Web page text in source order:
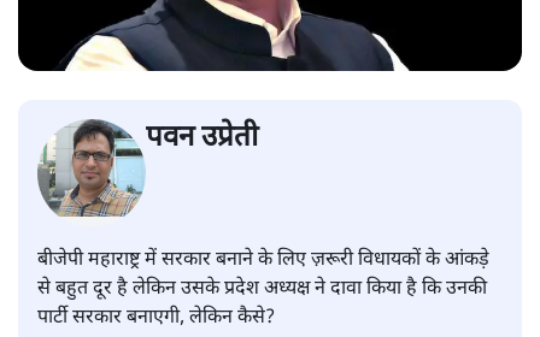
पवन उप्रेती
बीजेपी महाराष्ट्र में सरकार बनाने के लिए ज़रूरी विधायकों के आंकड़े
से बहुत दूर है लेकिन उसके प्रदेश अध्यक्ष ने दावा किया है कि उनकी
पार्टी सरकार बनाएगी, लेकिन कैसे?